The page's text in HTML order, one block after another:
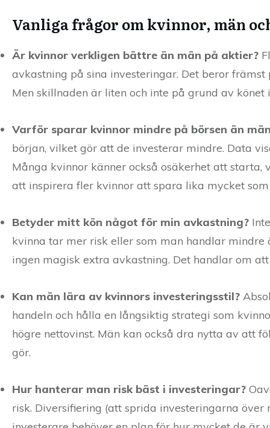
Vanliga frågor om kvinnor, män
Är kvinnor verkligen bättre än män på aktier?
avkastning på sina investeringar. Det beror
Men skillnaden är liten och inte på grund av
Varför sparar kvinnor mindre på börsen än
början, vilket gör att de investerar mindre. Data
Många kvinnor känner också osäkerhet att
att inspirera fler kvinnor att spara lika mycket
Betyder mitt kön något för min avkastning?
kvinna tar mer risk eller som man handlar
ingen magisk extra avkastning. Det handlar om
Kan män lära av kvinnors investeringsstil?
handeln och hålla en långsiktig strategi som
högre nettovinst. Män kan också dra nytta av att
gör.
Hur hanterar man risk bäst i investeringar?
risk. Diversifiering (att sprida investeringarna